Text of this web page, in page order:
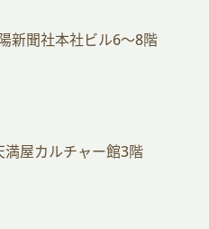
新聞社本社ビル6～8階
屋カルチャー館3階